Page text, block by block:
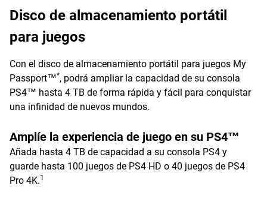
Disco de almacenamiento portátil
para juegos
Con el disco de almacenamiento portátil para juegos My
Passport™*, podrá ampliar la capacidad de su consola
PS4™ hasta 4 TB de forma rápida y fácil para conquistar
una infinidad de nuevos mundos.
Amplíe la experiencia de juego en su PS4™
Añada hasta 4 TB de capacidad a su consola PS4 y
guarde hasta 100 juegos de PS4 HD o 40 juegos de PS4
Pro 4K.1